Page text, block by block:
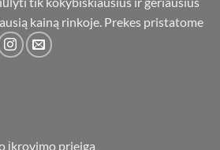
kainą rinkoje. Prekes pristatome
įkrovimo prieiga